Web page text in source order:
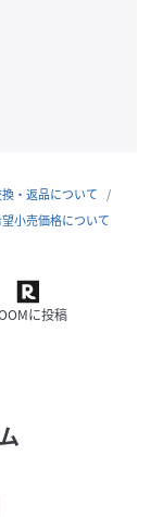
ある」という意
・返品について
小売価格について
に投稿